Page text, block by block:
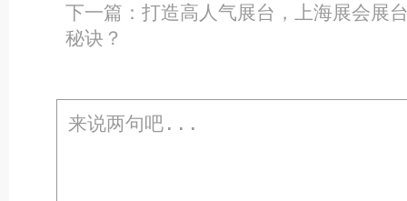
下一篇：打造高人气展台，上海展会展
秘诀？